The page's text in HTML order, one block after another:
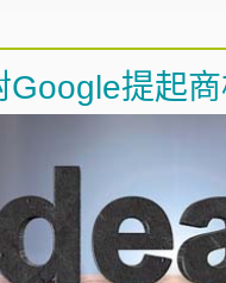
提起